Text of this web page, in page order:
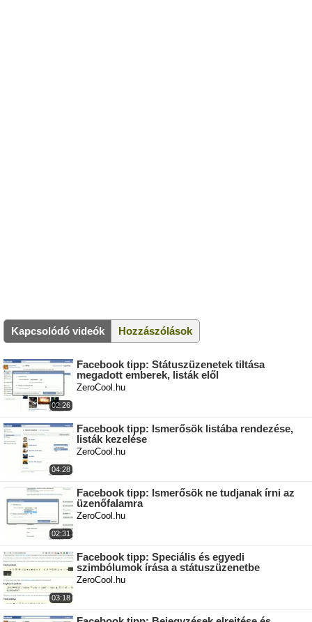
Kapcsolódó videók Hozzászólások
02:26
Facebook tipp: Státuszüzenetek tiltása
megadott emberek, listák elől
ZeroCool.hu
04:28
Facebook tipp: Ismerősök listába rendezése,
listák kezelése
ZeroCool.hu
02:31
Facebook tipp: Ismerősök ne tudjanak írni az
üzenőfalamra
ZeroCool.hu
03:18
Facebook tipp: Speciális és egyedi
szimbólumok írása a státuszüzenetbe
ZeroCool.hu